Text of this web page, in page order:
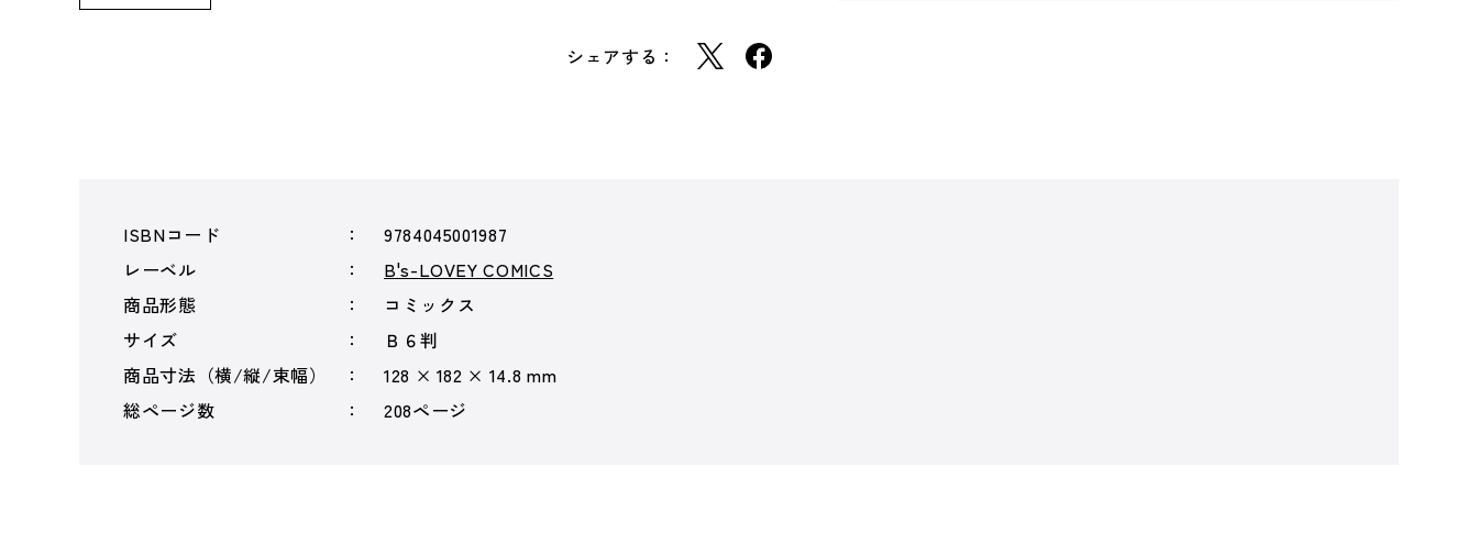
シェアする：
ISBNコード
9784045001987
レーベル
B's-LOVEY COMICS
商品形態
コミックス
サイズ
Ｂ６判
商品寸法（横/縦/束幅）
128 × 182 × 14.8 mm
総ページ数
208ページ